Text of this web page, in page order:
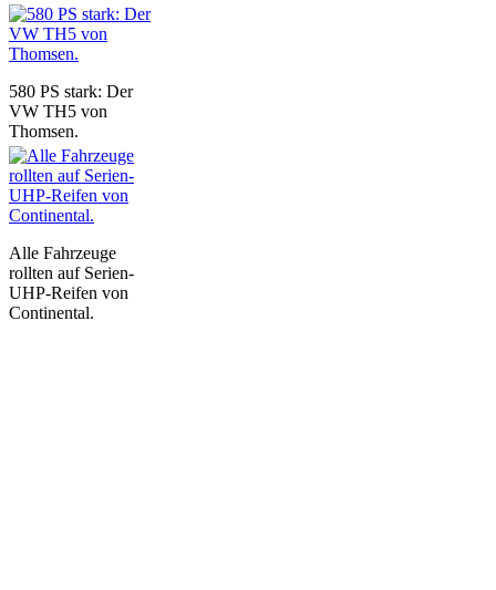
580 PS stark: Der
VW TH5 von
Thomsen.
Alle Fahrzeuge
rollten auf Serien-
UHP-Reifen von
Continental.